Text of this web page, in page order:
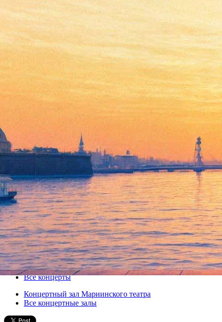
Денис Мацуев и Валерий
Гергиев
30 декабря 2011, пятница,22.00
Версия для печати
Все концерты
Концертный зал Мариинского театра
Все концертные залы